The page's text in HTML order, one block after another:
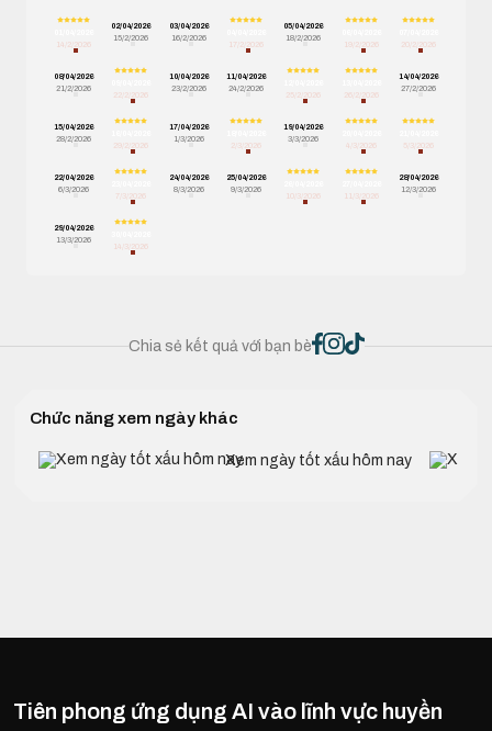
14/2/2026
02/04/2026
15/2/2026
03/04/2026
16/2/2026
17/2/2026
05/04/2026
18/2/2026
19/2/2026
20/2/2026
08/04/2026
21/2/2026
22/2/2026
10/04/2026
23/2/2026
11/04/2026
24/2/2026
25/2/2026
26/2/2026
14/04/2026
27/2/2026
15/04/2026
28/2/2026
29/2/2026
17/04/2026
1/3/2026
2/3/2026
19/04/2026
3/3/2026
4/3/2026
5/3/2026
22/04/2026
6/3/2026
7/3/2026
24/04/2026
8/3/2026
25/04/2026
9/3/2026
10/3/2026
11/3/2026
28/04/2026
12/3/2026
29/04/2026
13/3/2026
14/3/2026
Chia sẻ kết quả với bạn bè
Chức năng xem ngày khác
Xem ngày tốt xấu hôm nay
Tiên phong ứng dụng AI vào lĩnh vực huyền